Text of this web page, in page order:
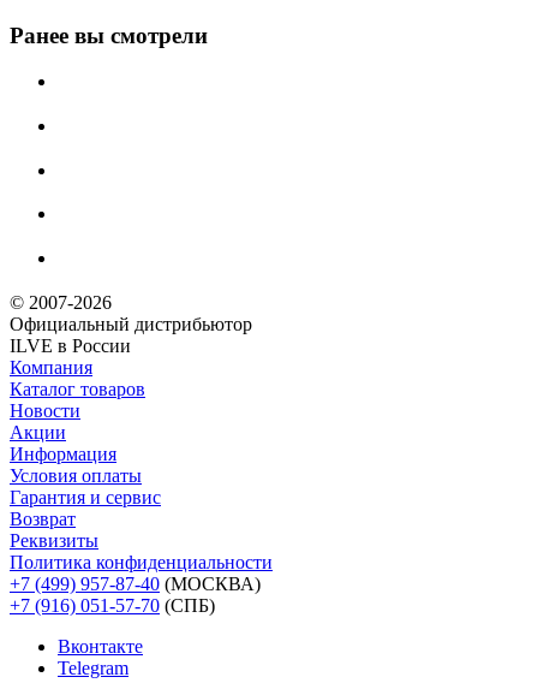
Ранее вы смотрели
© 2007-2026
Официальный дистрибьютoр
ILVE в России
Компания
Каталог товаров
Новости
Акции
Информация
Условия оплаты
Гарантия и сервис
Возврат
Реквизиты
Политика конфиденциальности
+7 (499) 957-87-40 (МОСКВА)
+7 (916) 051-57-70 (СПБ)
Вконтакте
Telegram